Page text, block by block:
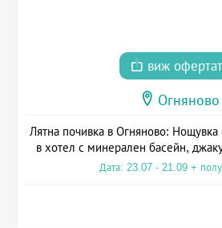
виж
Огняново
Лятна почивка в Огняново: Нощувка
в хотел с минерален басейн,
Дата: 23.07 - 21.09 +